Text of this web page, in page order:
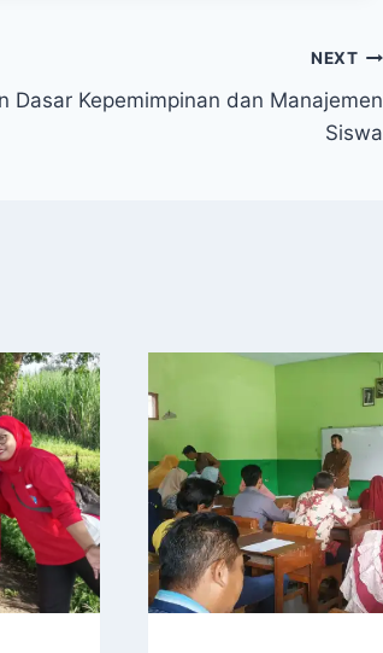
NEXT
Dasar Kepemimpinan dan Manajemen
Siswa